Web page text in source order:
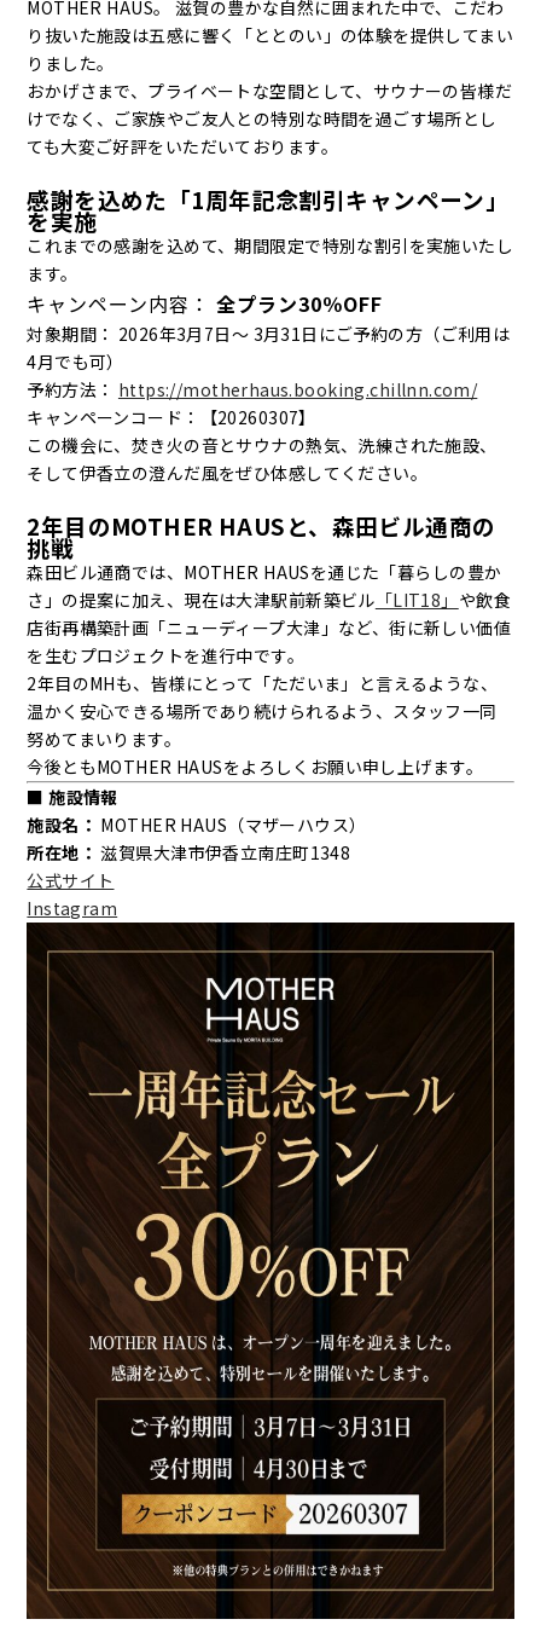
MOTHER HAUS。 滋賀の豊かな自然に囲まれた中で、こだわ
り抜いた施設は五感に響く「ととのい」の体験を提供してまい
りました。
おかげさまで、プライベートな空間として、サウナーの皆様だ
けでなく、ご家族やご友人との特別な時間を過ごす場所とし
ても大変ご好評をいただいております。
感謝を込めた「1周年記念割引キャンペーン」
を実施
これまでの感謝を込めて、期間限定で特別な割引を実施いたし
ます。
キャンペーン内容： 全プラン30％OFF
対象期間： 2026年3月7日〜 3月31日にご予約の方（ご利用は
4月でも可）
予約方法： https://motherhaus.booking.chillnn.com/
キャンペーンコード：【20260307】
この機会に、焚き火の音とサウナの熱気、洗練された施設、
そして伊香立の澄んだ風をぜひ体感してください。
2年目のMOTHER HAUSと、森田ビル通商の
挑戦
森田ビル通商では、MOTHER HAUSを通じた「暮らしの豊か
さ」の提案に加え、現在は大津駅前新築ビル 「LIT18」 や飲食
店街再構築計画「ニューディープ大津」など、街に新しい価値
を生むプロジェクトを進行中です。
2年目のMHも、皆様にとって「ただいま」と言えるような、
温かく安心できる場所であり続けられるよう、スタッフ一同
努めてまいります。
今後ともMOTHER HAUSをよろしくお願い申し上げます。
■ 施設情報
施設名： MOTHER HAUS（マザーハウス）
所在地： 滋賀県大津市伊香立南庄町1348
公式サイト
Instagram